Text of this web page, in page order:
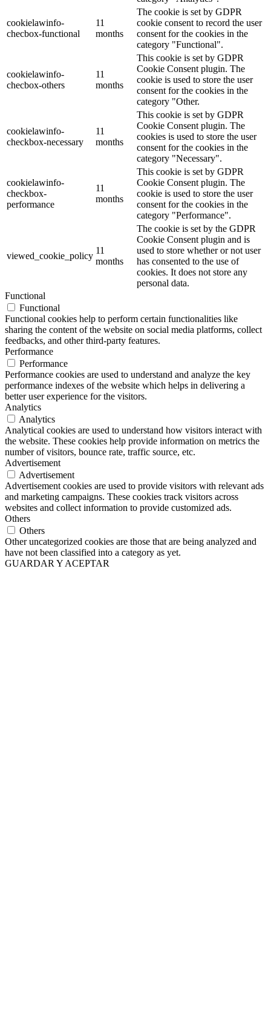
cookielawinfo-
checbox-functional
11
months
The cookie is set by GDPR
cookie consent to record the user
consent for the cookies in the
category "Functional".
cookielawinfo-
checbox-others
11
months
This cookie is set by GDPR
Cookie Consent plugin. The
cookie is used to store the user
consent for the cookies in the
category "Other.
cookielawinfo-
checkbox-necessary
11
months
This cookie is set by GDPR
Cookie Consent plugin. The
cookies is used to store the user
consent for the cookies in the
category "Necessary".
cookielawinfo-
checkbox-
performance
11
months
This cookie is set by GDPR
Cookie Consent plugin. The
cookie is used to store the user
consent for the cookies in the
category "Performance".
viewed_cookie_policy
11
months
The cookie is set by the GDPR
Cookie Consent plugin and is
used to store whether or not user
has consented to the use of
cookies. It does not store any
personal data.
Functional
Functional
Functional cookies help to perform certain functionalities like
sharing the content of the website on social media platforms, collect
feedbacks, and other third-party features.
Performance
Performance
Performance cookies are used to understand and analyze the key
performance indexes of the website which helps in delivering a
better user experience for the visitors.
Analytics
Analytics
Analytical cookies are used to understand how visitors interact with
the website. These cookies help provide information on metrics the
number of visitors, bounce rate, traffic source, etc.
Advertisement
Advertisement
Advertisement cookies are used to provide visitors with relevant ads
and marketing campaigns. These cookies track visitors across
websites and collect information to provide customized ads.
Others
Others
Other uncategorized cookies are those that are being analyzed and
have not been classified into a category as yet.
GUARDAR Y ACEPTAR